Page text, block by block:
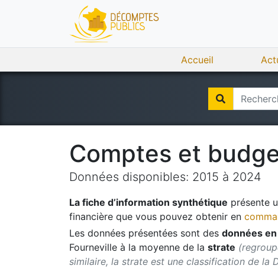
Accueil
Comptes et
Données disponibles: 2015 à 2024
La fiche d’information synthétique présente
financière que vous pouvez obtenir en
Les données présentées sont des données
Fourneville à la moyenne de la strate
similaire, la strate est une classification de la